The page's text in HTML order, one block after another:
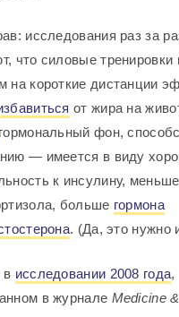
исследования раз за
что силовые тренировки
на короткие дистанции
от жира на
гормональный фон,
— имеется в виду
к инсулину,
больше гормона
. (Да, это нужно
в исследовании 2008 года,
в журнале Medicine